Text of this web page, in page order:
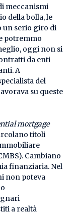
meccanismi
della bolla, le
un serio giro di
potremmo
oggi non si
da enti
A
del
su queste
mortgage
titoli
Cambiano
finanziaria. Nel
non poteva
a realtà